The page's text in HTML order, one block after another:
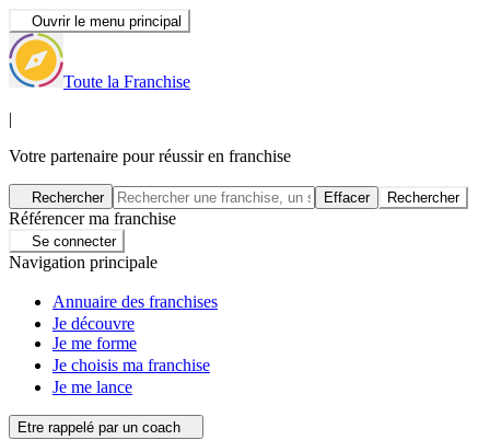
Ouvrir le menu principal
Toute la Franchise
|
Votre partenaire pour réussir en franchise
Rechercher Effacer Rechercher
Référencer ma franchise
Se connecter
Navigation principale
Annuaire des franchises
Je découvre
Je me forme
Je choisis ma franchise
Je me lance
Etre rappelé par un coach